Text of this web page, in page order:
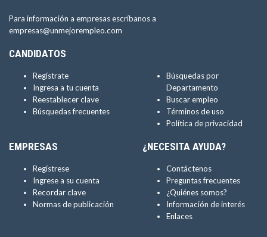
Para información a empresas escríbanos a
empresas@unmejorempleo.com
CANDIDATOS
Regístrate
Ingresa a tu cuenta
Reestablecer clave
Búsquedas frecuentes
Búsquedas por
Departamento
Buscar empleo
Términos de uso
Política de privacidad
EMPRESAS
Regístrese
Ingrese a su cuenta
Recordar clave
Normas de publicación
¿NECESITA AYUDA?
Contáctenos
Preguntas frecuentes
¿Quiénes somos?
Información de interés
Enlaces